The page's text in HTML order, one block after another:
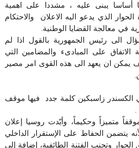
أساسا يبنى عليه ، مشددا على اهمية
الذي يدعو اليه الاعلان والاحتكام
في معالجة القضايا الوطنية.
الى رئيس الجمهورية بالقول اذا لم
الاتفاق على المبادىء والمضامين التي
يمكن ان يعهد الى هذه القوى امر مصير
الكسندر زاسبكين كلمة جدد فيها موقف
.
متميزاً وحكيماً، وأيّدت روسيا إعلان
يتضمن الحفاط على الإستقرار الداخلي
وتجنب الفتنة الطائفية، إضافة إلى